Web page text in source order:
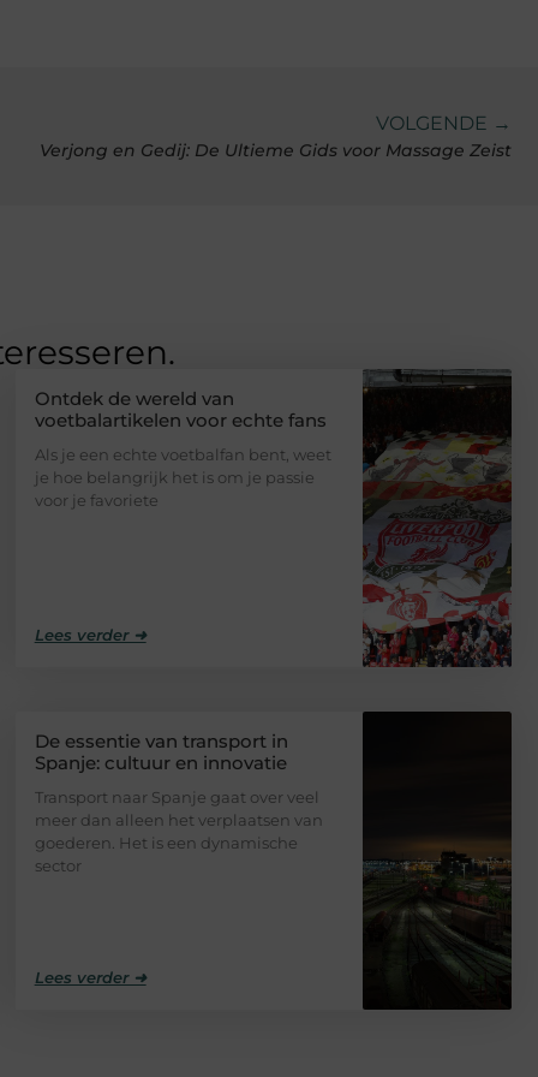
VOLGENDE →
Verjong en Gedij: De Ultieme Gids voor Massage Zeist
Ontdek de wereld van
voetbalartikelen voor echte fans
Als je een echte voetbalfan bent, weet
je hoe belangrijk het is om je passie
voor je favoriete
Lees verder ➜
De essentie van transport in
Spanje: cultuur en innovatie
Transport naar Spanje gaat over veel
meer dan alleen het verplaatsen van
goederen. Het is een dynamische
sector
Lees verder ➜